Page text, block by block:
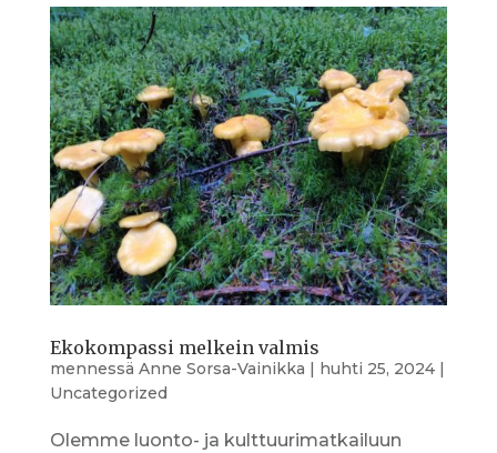
Ekokompassi melkein valmis
mennessä Anne Sorsa-Vainikka | huhti 25, 2024|
Uncategorized
Olemme luonto- ja kulttuurimatkailuun